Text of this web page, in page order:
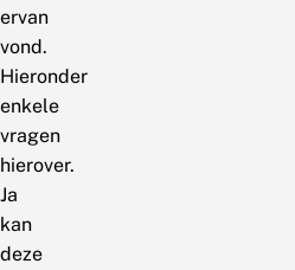
ervan
vond.
Hieronder
enkele
vragen
hierover.
Ja
kan
deze